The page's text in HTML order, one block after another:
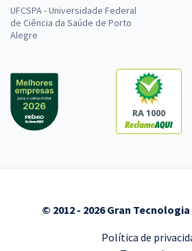
UFCSPA - Universidade Federal
de Ciência da Saúde de Porto
Alegre
RA 1000
© 2012 - 2026 Gran Tecnologia
Política de